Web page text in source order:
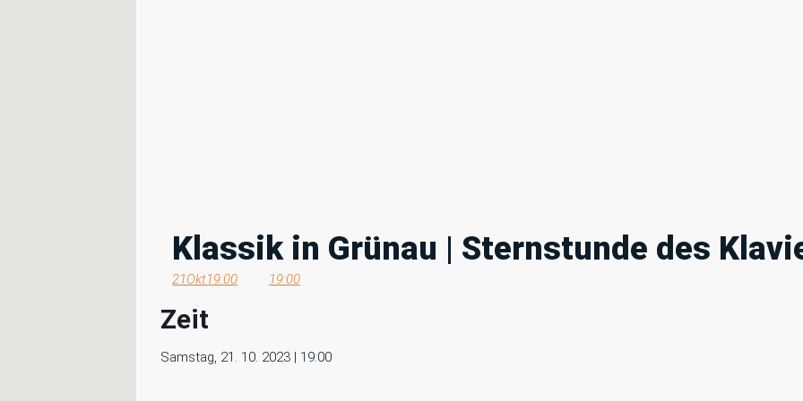
Klassik in Grünau | Sternstunde des
21Okt19:00 19:00
Zeit
Samstag, 21. 10. 2023 | 19:00